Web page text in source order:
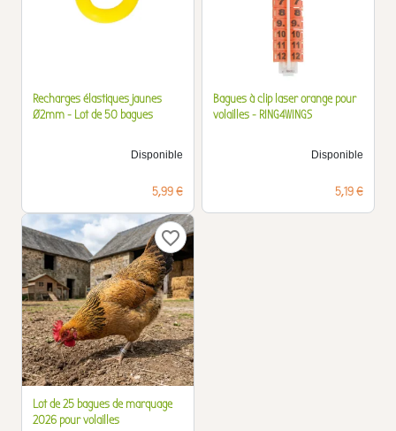
Recharges élastiques jaunes
Ø2mm - Lot de 50 bagues
Disponible
Prix
5,99 €
Bagues à clip laser orange pour
volailles - RING4WINGS
Disponible
Prix
5,19 €
favorite_border
Lot de 25 bagues de marquage
2026 pour volailles